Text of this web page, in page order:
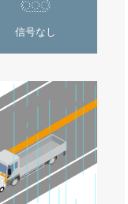
信号なし